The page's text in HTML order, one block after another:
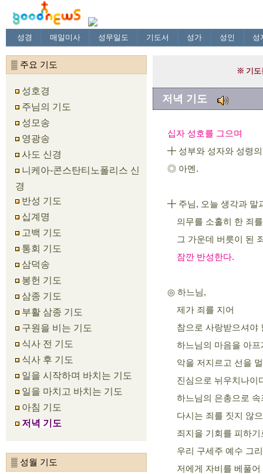
성경 매일미사 성무일도 기도서 성가 성인 성
▒ 주요 기도
성호경
주님의 기도
성모송
영광송
사도 신경
니케아-콘스탄티노폴리스 신
경
반성 기도
십계명
고백 기도
통회 기도
삼덕송
봉헌 기도
삼종 기도
부활 삼종 기도
구원을 비는 기도
식사 전 기도
식사 후 기도
일을 시작하며 바치는 기도
일을 마치고 바치는 기도
아침 기도
저녁 기도
▒ 성월 기도
저녁 기도
십자 성호를 그으며
╋ 성부와 성자와 성령
◎ 아멘.
╋ 주님, 오늘 생각과 말
의무를 소홀히 한 죄
그 가운데 버릇이 된
잠깐 반성한다.
◎ 하느님,
제가 죄를 지어
참으로 사랑받으셔야
하느님의 마음을 아프
악을 저지르고 선을
진심으로 뉘우치나이
하느님의 은총으로 속
다시는 죄를 짓지 않
죄지을 기회를 피하기
우리 구세주 예수 그
저에게 자비를 베풀어